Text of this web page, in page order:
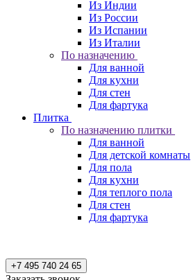
Из Индии
Из России
Из Испании
Из Италии
По назначению
Для ванной
Для кухни
Для стен
Для фартука
Плитка
По назначению плитки
Для ванной
Для детской комнаты
Для пола
Для кухни
Для теплого пола
Для стен
Для фартука
+7 495 740 24 65